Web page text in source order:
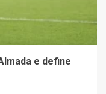
e define